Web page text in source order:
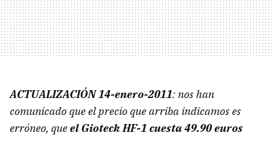
ACTUALIZACIÓN 14-enero-2011: nos han
comunicado que el precio que arriba indicamos es
erróneo, queel Gioteck HF-1 cuesta 49.90 euros